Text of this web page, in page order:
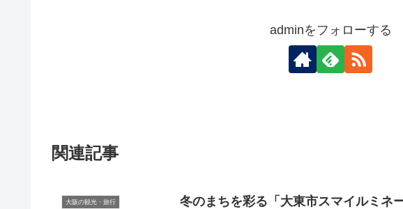
adminをフォローする
関連記事
大阪の観光・旅行
冬のまちを彩る「大東市スマイルミネ